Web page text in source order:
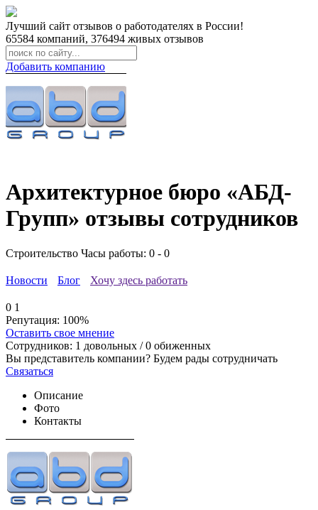
Лучший сайт отзывов о работодателях в России!
65584 компаний, 376494 живых отзывов
Добавить компанию
Архитектурное бюро «АБД-
Групп» отзывы сотрудников
Строительство Часы работы: 0 - 0
Новости Блог Хочу здесь работать
0 1
Репутация: 100%
Оставить свое мнение
Сотрудников: 1 довольных /0 обиженных
Вы представитель компании? Будем рады сотрудничать
Связаться
Описание
Фото
Контакты